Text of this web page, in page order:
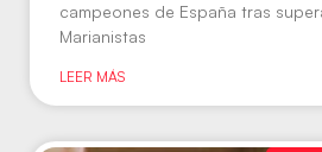
campeones de España tras
Marianistas
LEER MÁS